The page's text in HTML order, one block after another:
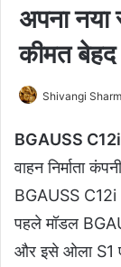
अपना
कीमत बेहद
Shivangi
BGAUSS
वाहन निर्माता
BGAUSS C12i
पहले मॉडल
और इसे ओला S1